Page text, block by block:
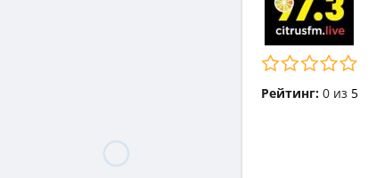
Рейтинг: 0из 5